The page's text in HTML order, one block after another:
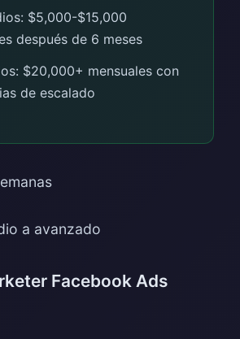
$5,000-$15,000
después de 6 meses
$20,000+ mensuales con
de escalado
a avanzado
Facebook Ads